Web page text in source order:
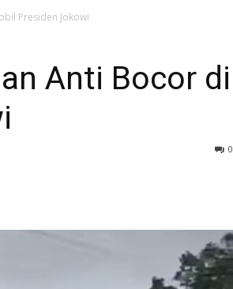
Presiden Jokowi
Anti Bocor di
0